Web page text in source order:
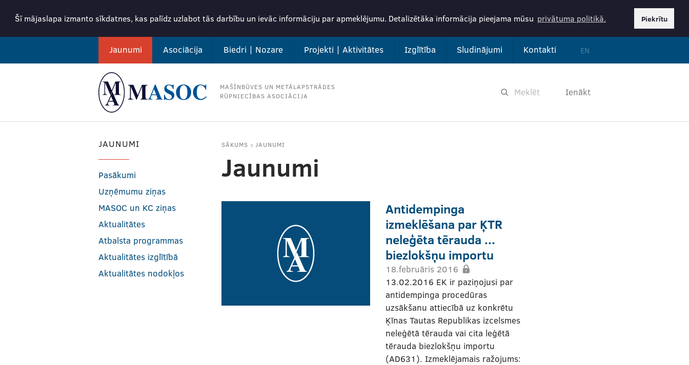
Šī mājaslapa izmanto sīkdatnes, kas palīdz uzlabot tās darbību un ievāc informāciju par apmeklējumu. Detalizētāka informācija pieejama mūsu privātuma politikā. Piekrītu
Jaunumi Asociācija Biedri | Nozare Projekti | Aktivitātes Izglītība Sludinājumi Kontakti EN
MAŠĪNBŪVES UN METĀLAPSTRĀDES
RŪPNIECĪBAS ASOCIĀCIJA
Ienākt
SĀKUMS JAUNUMI
Jaunumi
Antidempinga
izmeklēšana par ĶTR
neleģēta tērauda ...
biezlokšņu importu
18.februāris 2016
13.02.2016 EK ir paziņojusi par
antidempinga procedūras
uzsākšanu attiecībā uz konkrētu
Ķīnas Tautas Republikas izcelsmes
neleģētā tērauda vai cita leģētā
tērauda biezlokšņu importu
(AD631). Izmeklējamais ražojums:
JAUNUMI
Pasākumi
Uzņēmumu ziņas
MASOC un KC ziņas
Aktualitātes
Atbalsta programmas
Aktualitātes izglītībā
Aktualitātes nodokļos